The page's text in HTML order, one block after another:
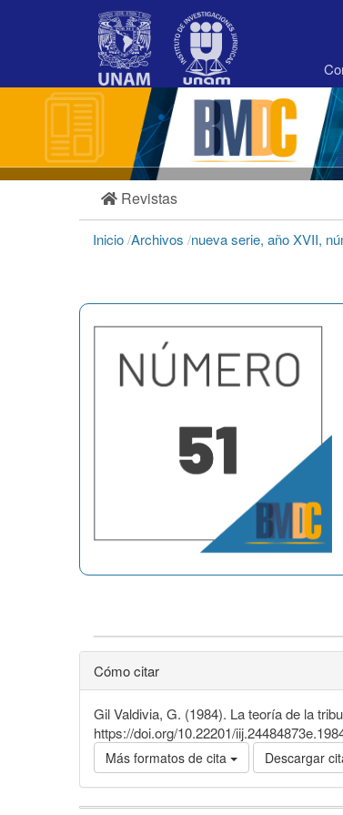
Barra
Revistas
Inicio/Archivos /nueva serie, año XVII,
Cómo citar
Gil Valdivia, G. (1984). La teoría de la
https://doi.org/10.22201/
Más formatos de cita Descargar